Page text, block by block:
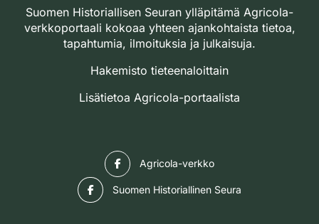
Suomen Historiallisen Seuran ylläpitämä Agricola-
verkkoportaali kokoaa yhteen ajankohtaista tietoa,
tapahtumia, ilmoituksia ja julkaisuja.
Hakemisto tieteenaloittain
Lisätietoa Agricola-portaalista
Agricola-verkko
Suomen Historiallinen Seura